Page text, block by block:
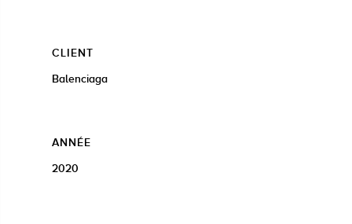
CLIENT
Balenciaga
ANNÉE
2020